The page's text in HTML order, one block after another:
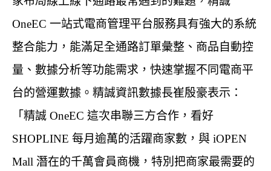
OneEC 一站式電商管理平台服務具有強大的系統
整合能力，能滿足全通路訂單彙整、商品自動控
量、數據分析等功能需求，快速掌握不同電商平
台的營運數據。精誠資訊數據長崔殷豪表示：
「精誠 OneEC 這次串聯三方合作，看好
SHOPLINE 每月逾萬的活躍商家數，與 iOPEN
Mall 潛在的千萬會員商機，特別把商家最需要的